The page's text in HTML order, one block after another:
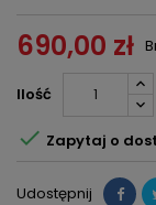
690,00 zł
Ilość
 Zapytaj o
Udostępnij